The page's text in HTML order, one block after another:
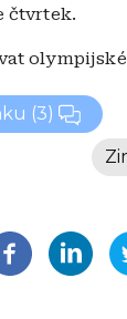
čtvrtek.
(3)